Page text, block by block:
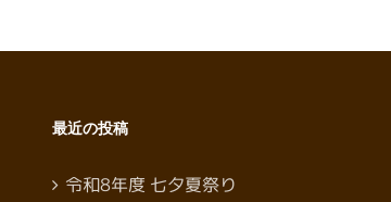
最近の投稿
令和8年度 七夕夏祭り